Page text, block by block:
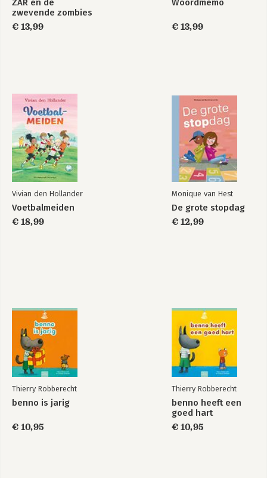
ZAR en de
zwevende zombies
€ 13,99
Woordmemo
€ 13,99
Vivian den Hollander
Voetbalmeiden
€ 18,99
Monique van Hest
De grote stopdag
€ 12,99
Thierry Robberecht
benno is jarig
€ 10,95
Thierry Robberecht
benno heeft een
goed hart
€ 10,95